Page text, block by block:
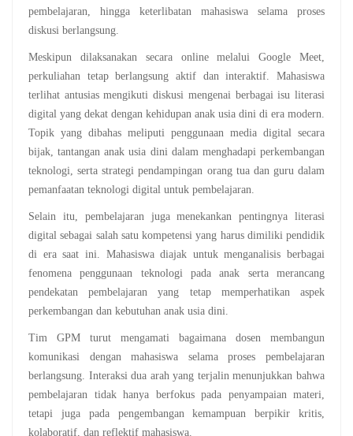
pembelajaran, hingga keterlibatan mahasiswa selama proses
diskusi berlangsung.
Meskipun dilaksanakan secara online melalui Google Meet,
perkuliahan tetap berlangsung aktif dan interaktif. Mahasiswa
terlihat antusias mengikuti diskusi mengenai berbagai isu literasi
digital yang dekat dengan kehidupan anak usia dini di era modern.
Topik yang dibahas meliputi penggunaan media digital secara
bijak, tantangan anak usia dini dalam menghadapi perkembangan
teknologi, serta strategi pendampingan orang tua dan guru dalam
pemanfaatan teknologi digital untuk pembelajaran.
Selain itu, pembelajaran juga menekankan pentingnya literasi
digital sebagai salah satu kompetensi yang harus dimiliki pendidik
di era saat ini. Mahasiswa diajak untuk menganalisis berbagai
fenomena penggunaan teknologi pada anak serta merancang
pendekatan pembelajaran yang tetap memperhatikan aspek
perkembangan dan kebutuhan anak usia dini.
Tim GPM turut mengamati bagaimana dosen membangun
komunikasi dengan mahasiswa selama proses pembelajaran
berlangsung. Interaksi dua arah yang terjalin menunjukkan bahwa
pembelajaran tidak hanya berfokus pada penyampaian materi,
tetapi juga pada pengembangan kemampuan berpikir kritis,
kolaboratif, dan reflektif mahasiswa.